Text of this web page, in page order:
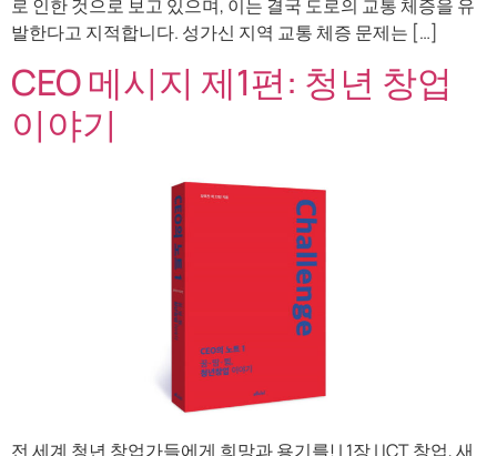
로 인한 것으로 보고 있으며, 이는 결국 도로의 교통 체증을 유
발한다고 지적합니다. 성가신 지역 교통 체증 문제는 […]
CEO 메시지 제1편: 청년 창업
이야기
전 세계 청년 창업가들에게 희망과 용기를! | 1장 | ICT 창업, 새